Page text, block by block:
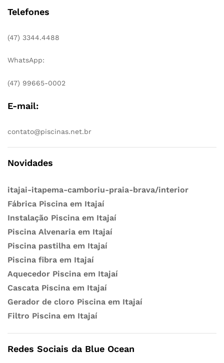
Telefones
(47) 3344.4488
WhatsApp:
(47) 99665-0002
E-mail:
contato@piscinas.net.br
Novidades
itajai-itapema-camboriu-praia-brava/interior
Fábrica Piscina em Itajaí
Instalação Piscina em Itajaí
Piscina Alvenaria em Itajaí
Piscina pastilha em Itajaí
Piscina fibra em Itajaí
Aquecedor Piscina em Itajaí
Cascata Piscina em Itajaí
Gerador de cloro Piscina em Itajaí
Filtro Piscina em Itajaí
Redes Sociais da Blue Ocean